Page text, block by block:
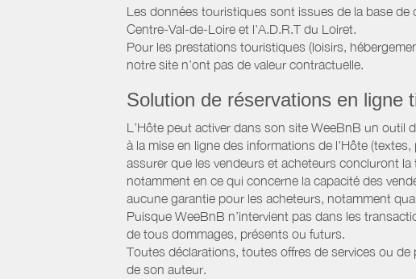
Les données touristiques sont issues de la base de
Centre-Val-de-Loire et l'A.D.R.T du Loiret.
Pour les prestations touristiques (loisirs,
notre site n’ont pas de valeur contractuelle.
Solution de réservations en ligne
L’Hôte peut activer dans son site WeeBnB un outil
à la mise en ligne des informations de l'Hôte
assurer que les vendeurs et acheteurs concluront
notamment en ce qui concerne la capacité des
aucune garantie pour les acheteurs, notamment
Puisque WeeBnB n’intervient pas dans les
de tous dommages, présents ou futurs.
Toutes déclarations, toutes offres de services ou
de son auteur.